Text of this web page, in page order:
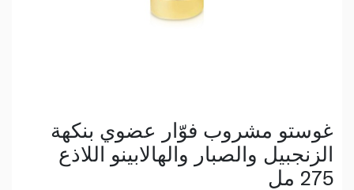
غوستو مشروب فوّار عضوي بنكهة
الزنجبيل والصبار والهالابينو اللاذع
275 مل